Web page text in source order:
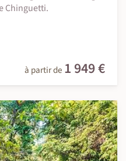
Chinguetti.
à partir de 1 949 €